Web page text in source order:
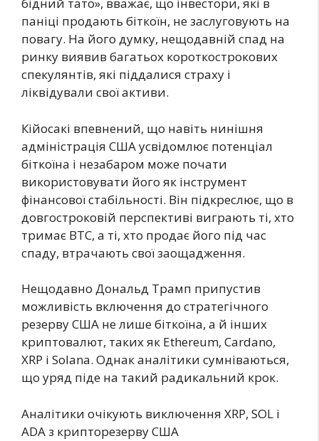
бідний тато», вважає, що інвестори, які в
паніці продають біткоїн, не заслуговують на
повагу. На його думку, нещодавній спад на
ринку виявив багатьох короткострокових
спекулянтів, які піддалися страху і
ліквідували свої активи.
Кійосакі впевнений, що навіть нинішня
адміністрація США усвідомлює потенціал
біткоїна і незабаром може почати
використовувати його як інструмент
фінансової стабільності. Він підкреслює, що в
довгостроковій перспективі виграють ті, хто
тримає BTC, а ті, хто продає його під час
спаду, втрачають свої заощадження.
Нещодавно Дональд Трамп припустив
можливість включення до стратегічного
резерву США не лише біткоїна, а й інших
криптовалют, таких як Ethereum, Cardano,
XRP і Solana. Однак аналітики сумніваються,
що уряд піде на такий радикальний крок.
Аналітики очікують виключення XRP, SOL і
ADA з крипторезерву США